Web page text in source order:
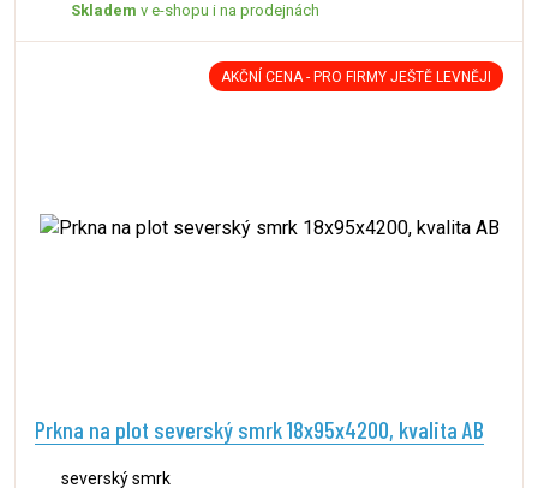
Skladem v e-shopu i na prodejnách
AKČNÍ CENA - PRO FIRMY JEŠTĚ LEVNĚJI
Prkna na plot severský smrk 18x95x4200, kvalita AB
severský smrk